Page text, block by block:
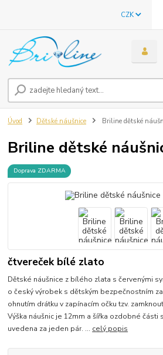
CZK
Úvod Dětské náušnice Briline dětské
Briline dětské
Doprava ZDARMA
čtvereček bílé zlato
Dětské náušnice z bílého zlata s červenými
o český výrobek s dětským bezpečnostním
ohnutím drátku v zapínacím očku tzv.
Výška náušnic je 12mm a šířka ozdobné části
uvedena za jeden pár. ... celý popis